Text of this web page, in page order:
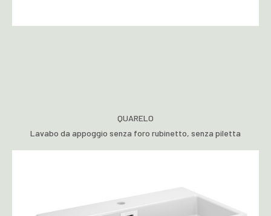
QUARELO
Lavabo da appoggio senza foro rubinetto, senza piletta